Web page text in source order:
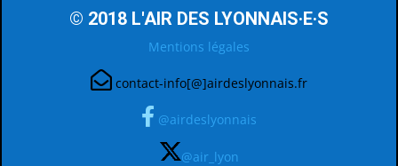
© 2018 L'AIR DES LYONNAIS·E·S
Mentions légales
contact-info[@]airdeslyonnais.fr
@airdeslyonnais
@air_lyon